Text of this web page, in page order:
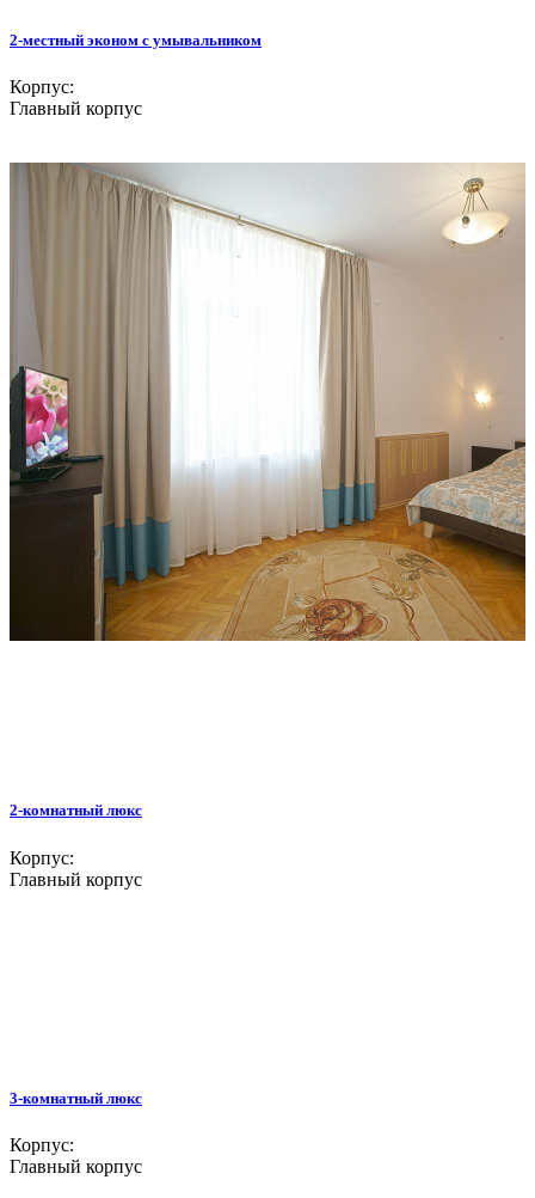
2-местный эконом с умывальником
Корпус:
Главный корпус
2-комнатный люкс
Корпус:
Главный корпус
3-комнатный люкс
Корпус:
Главный корпус